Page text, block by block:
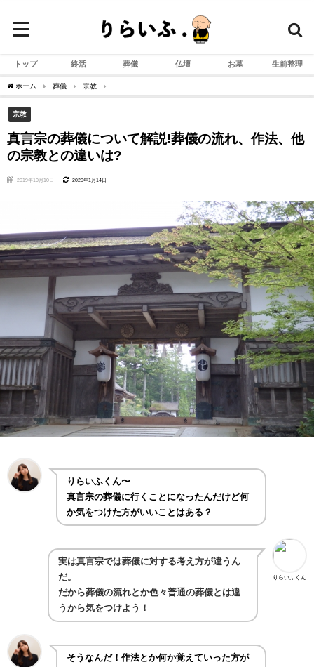
トップ 終活 葬儀 仏壇 お墓 生前整理
ホーム 葬儀 宗教
宗教
真言宗の葬儀について解説!葬儀の流れ、作法、他
の宗教との違いは?
2019年10月10日 2020年1月14日
りらいふくん〜
真言宗の葬儀に行くことになったんだけど何
か気をつけた方がいいことはある？
りらいふくん
実は真言宗では葬儀に対する考え方が違うん
だ。
だから葬儀の流れとか色々普通の葬儀とは違
うから気をつけよう！
そうなんだ！作法とか何か覚えていった方が